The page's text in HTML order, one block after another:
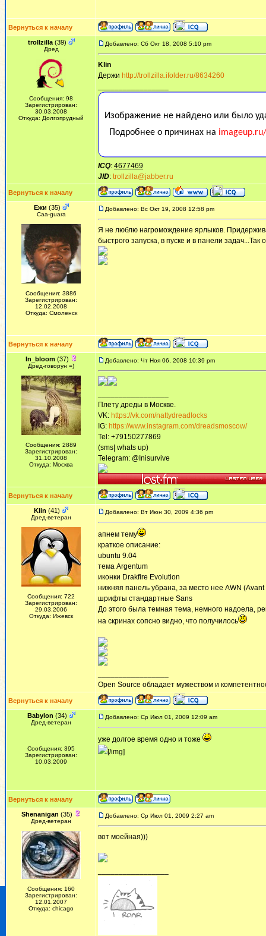
Вернуться к началу
trollzilla(39)
Дред
Сообщения: 98
Зарегистрирован:
30.03.2008
Откуда: Долгопрудный
Добавлено: Сб Окт 18, 2008 5:10 pm
Klin
Держи http://trollzilla.ifolder.ru/8634260
ICQ: 4677469
JID: trollzilla@jabber.ru
Вернуться к началу
Ежи (35)
Сaa-guara
Сообщения: 3886
Зарегистрирован:
12.02.2008
Откуда: Смоленск
Добавлено: Вс Окт 19, 2008 12:58 pm
Я не люблю нагромождение ярлыков.
быстрого запуска, в пуске и в панели задач...Так
Вернуться к началу
In_bloom(37)
Дред-говорун =)
Сообщения: 2889
Зарегистрирован:
31.10.2008
Откуда: Москва
Добавлено: Чт Ноя 06, 2008 10:39 pm
Плету дреды в Москве.
VK: https://vk.com/nattydreadlocks
IG: https://www.instagram.com/dreadsmoscow/
Tel: +79150277869
(sms| whats up)
Telegram: @Inisurvive
Вернуться к началу
Klin (41)
Дред-ветеран
Сообщения: 722
Зарегистрирован:
29.03.2006
Откуда: Ижевск
Добавлено: Вт Июн 30, 2009 4:36 pm
апнем тему
краткое описание:
ubuntu 9.04
тема Argentum
иконки Drakfire Evolution
нижняя панель убрана, за место нее AWN
шрифты стандартные Sans
До этого была темная тема, немного надоела,
на скринах сопсно видно, что получилось
Open Source обладает мужеством и
Вернуться к началу
Babylon (34)
Дред-ветеран
Сообщения: 395
Зарегистрирован:
10.03.2009
Добавлено: Ср Июл 01, 2009 12:09 am
уже долгое время одно и тоже
[/img]
Вернуться к началу
Shenanigan (35)
Дред-ветеран
Сообщения: 160
Зарегистрирован:
12.01.2007
Откуда: chicago
Добавлено: Ср Июл 01, 2009 2:27 am
вот моейная)))